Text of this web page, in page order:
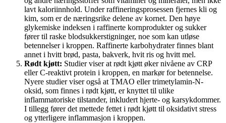
lavt kaloriinnhold. Under raffineringsprosessen fjernes kli og
kim, som er de næringsrike delene av kornet. Den høye
glykemiske indeksen i raffinerte kornprodukter og sukker
fører til raske blodsukkerstigninger, noe som kan utløse
betennelser i kroppen. Raffinerte karbohydrater finnes blant
annet i hvitt brød, pasta, bakverk, hvit ris og hvitt mel.
Rødt kjøtt: Studier viser at rødt kjøtt øker nivåene av CRP
eller C-reaktivt protein i kroppen, en markør for betennelse.
Nyere studier viser også at TMAO eller trimetylamin-N-
oksid, som finnes i rødt kjøtt, er knyttet til ulike
inflammatoriske tilstander, inkludert hjerte- og karsykdommer.
I tillegg fører det mettede fettet i rødt kjøtt til oksidativt stress
og ytterligere inflammasjon i kroppen.